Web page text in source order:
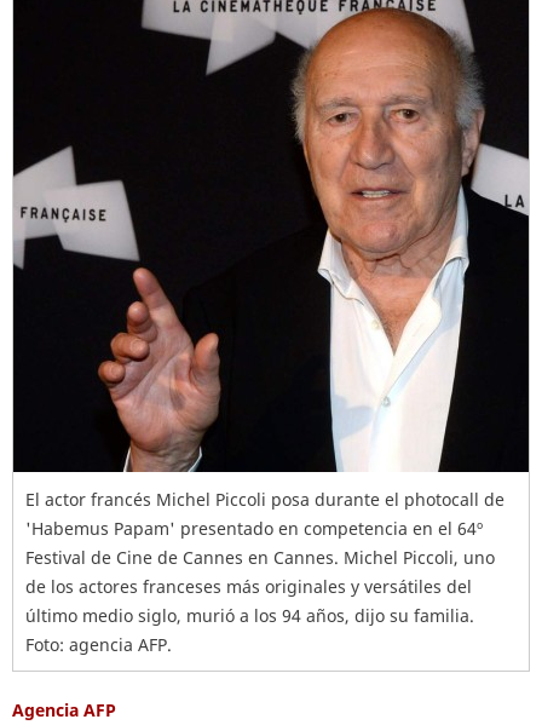
El actor francés Michel Piccoli posa durante el photocall de
'Habemus Papam' presentado en competencia en el 64º
Festival de Cine de Cannes en Cannes. Michel Piccoli, uno
de los actores franceses más originales y versátiles del
último medio siglo, murió a los 94 años, dijo su familia.
Foto: agencia AFP.
Agencia AFP